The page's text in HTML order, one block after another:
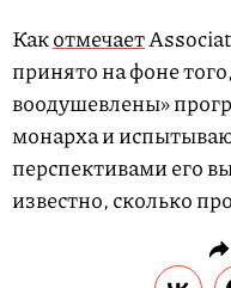
Какотмечает
принято на фоне
воодушевлены»
монарха и
перспективами его
известно, сколько